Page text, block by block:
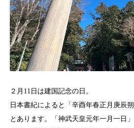
２月11日は建国記念の日。
日本書紀によると「辛酉年春正月庚辰
とあります。「神武天皇元年一月一日